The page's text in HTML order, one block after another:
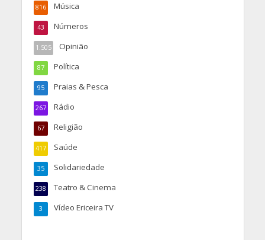
Música
816
Números
43
Opinião
1.505
Política
87
Praias & Pesca
95
Rádio
267
Religião
67
Saúde
417
Solidariedade
35
Teatro & Cinema
238
Vídeo Ericeira TV
3